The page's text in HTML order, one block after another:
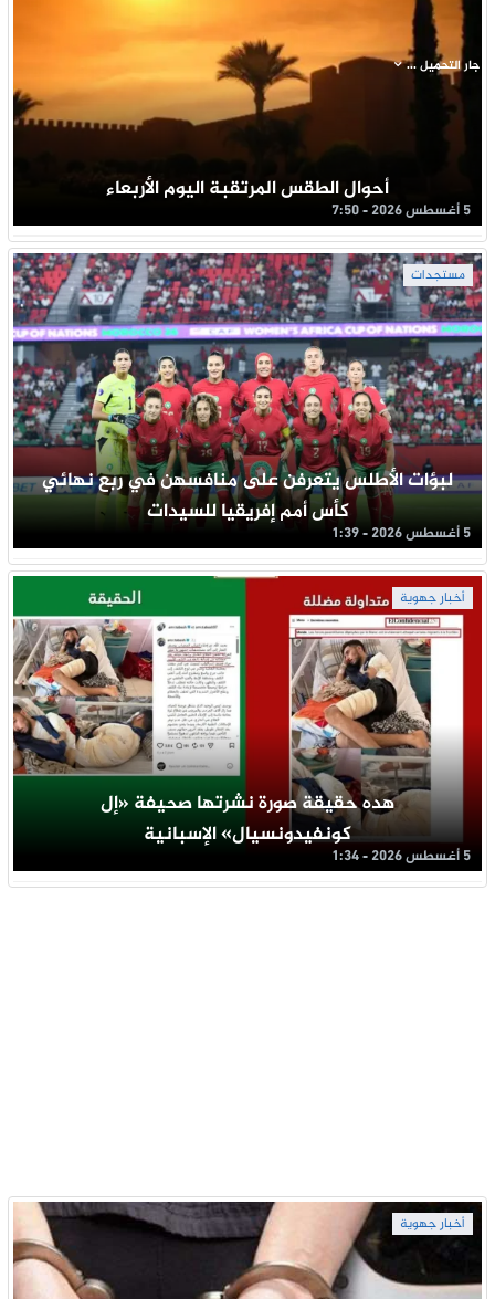
أحوال الطقس المرتقبة اليوم الأربعاء
5 أغسطس 2026 - 7:50
مستجدات
لبؤات الأطلس يتعرفن على منافسهن في ربع نهائي
كأس أمم إفريقيا للسيدات
5 أغسطس 2026 - 1:39
أخبار جهوية
هده حقيقة صورة نشرتها صحيفة «إل
كونفيدونسيال» الإسبانية
5 أغسطس 2026 - 1:34
أخبار جهوية
جار التحميل ...